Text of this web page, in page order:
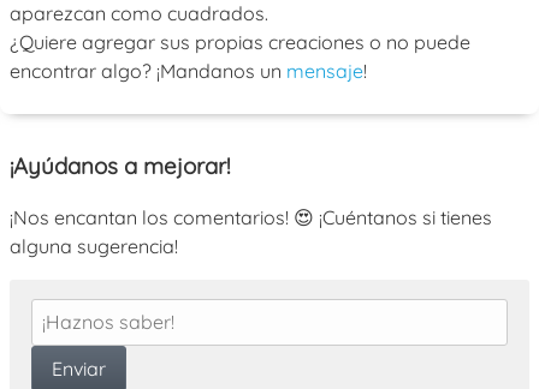
aparezcan como cuadrados.
¿Quiere agregar sus propias creaciones o no puede
encontrar algo? ¡Mandanos un mensaje!
¡Ayúdanos a mejorar!
¡Nos encantan los comentarios! 😍 ¡Cuéntanos si tienes
alguna sugerencia!